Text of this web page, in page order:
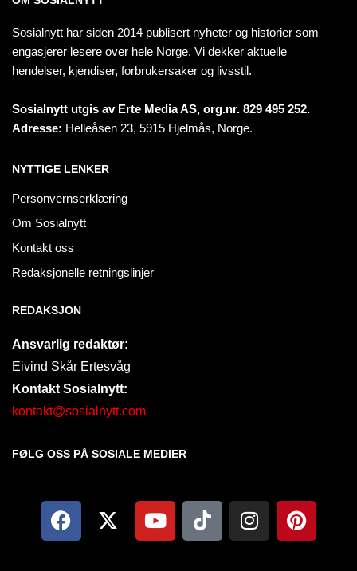
Sosialnytt har siden 2014 publisert nyheter og historier som
engasjerer lesere over hele Norge. Vi dekker aktuelle
hendelser, kjendiser, forbrukersaker og livsstil.
Sosialnytt utgis av Erte Media AS, org.nr. 829 495 252.
Adresse: Helleåsen 23, 5915 Hjelmås, Norge.
NYTTIGE LENKER
Personvernserklæring
Om Sosialnytt
Kontakt oss
Redaksjonelle retningslinjer
REDAKSJON
Ansvarlig redaktør:
Eivind Skår Ertesvåg
Kontakt Sosialnytt:
kontakt@sosialnytt.com
FØLG OSS PÅ SOSIALE MEDIER​